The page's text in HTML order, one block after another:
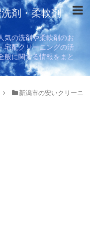
剤・柔軟剤
気の洗剤や柔軟剤のお
宅配クリーニングの活
般に関する情報をまと
新潟市の安いクリーニ